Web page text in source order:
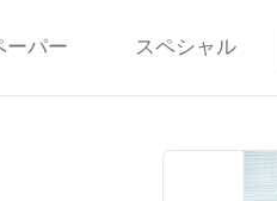
ーパー スペシャル